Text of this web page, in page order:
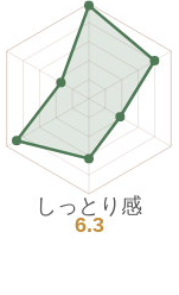
しっとり感
6.3